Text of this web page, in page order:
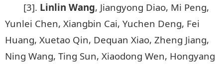
[3]. Linlin Wang, Jiangyong Diao, Mi Peng,
Yunlei Chen, Xiangbin Cai, Yuchen Deng, Fei
Huang, Xuetao Qin, Dequan Xiao, Zheng Jiang,
Ning Wang, Ting Sun, Xiaodong Wen, Hongyang